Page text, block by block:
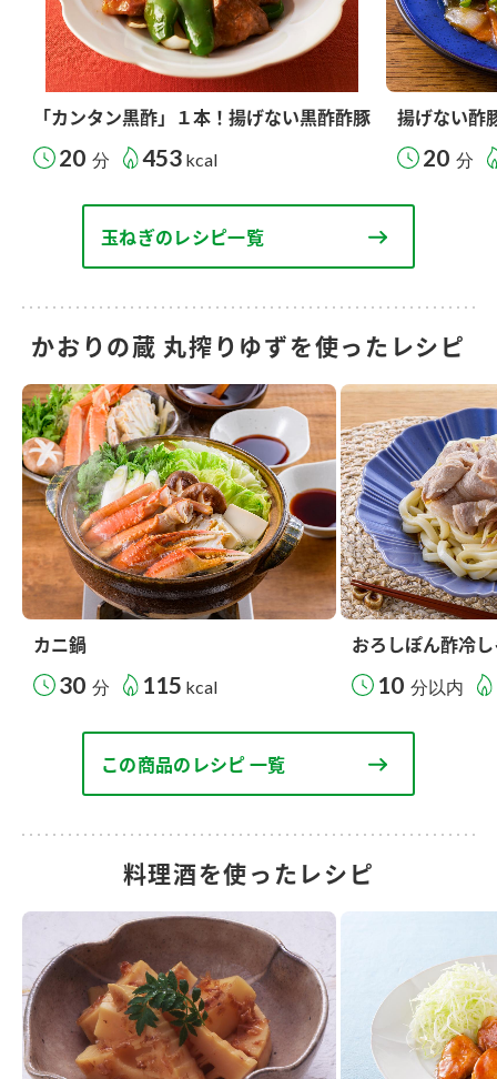
「カンタン黒酢」１本！揚げない黒酢酢豚
20 分 453 kcal
揚げない酢
20 分
玉ねぎのレシピ一覧
かおりの蔵 丸搾りゆずを使ったレシピ
カニ鍋
30 分 115 kcal
おろしぽん酢冷
10 分以内
この商品のレシピ 一覧
料理酒を使ったレシピ